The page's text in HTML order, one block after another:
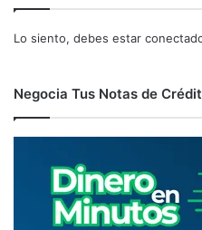
Lo siento, debes estar
Negocia Tus Notas de